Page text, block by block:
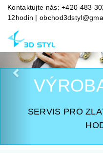
Kontaktujte nás: +420 483
12hodin |
VÝROBA
PRO
Předchozí